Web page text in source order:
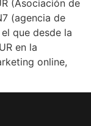
(Asociación de
(agencia de
que desde la
en la
online,